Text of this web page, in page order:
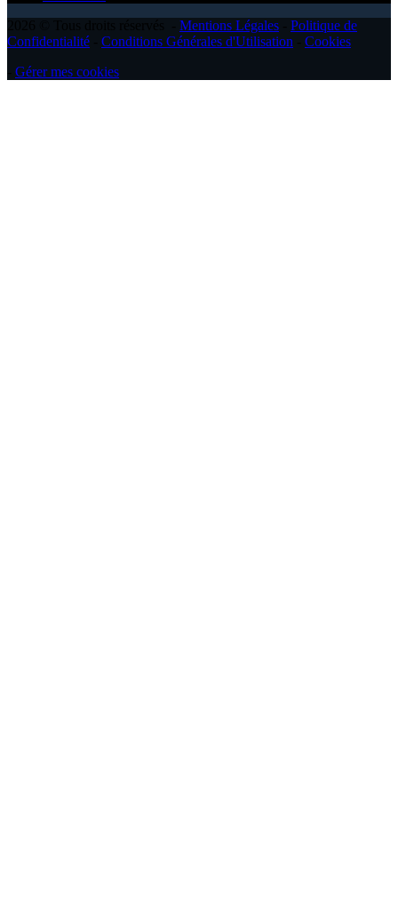
Mentions Légales
Politique de
Confidentialité
Conditions Générales d'Utilisation
Cookies
Gérer mes cookies